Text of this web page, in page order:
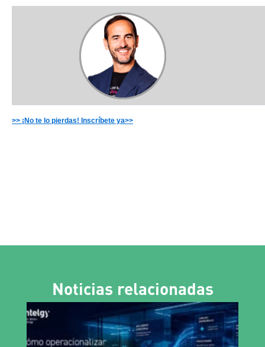
>> ¡No te lo pierdas! Inscríbete ya>>
Noticias relacionadas